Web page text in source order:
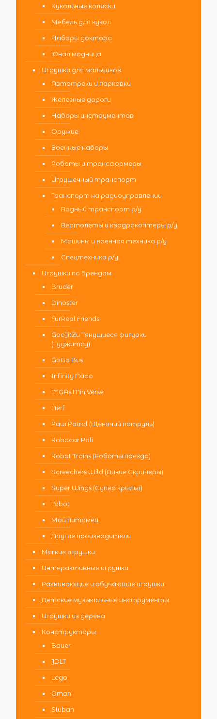
Кукольные коляски
Мебель для кукол
Наборы доктора
Юная модница
Игрушки для мальчиков
Автотреки и парковки
Железные дороги
Наборы инструментов
Оружие
Военные наборы
Роботы и трансформеры
Игрушечный транспорт
Транспорт на радиоуправлении
Водный транспорт р/у
Вертолеты и квадрокоптеры р/у
Машины и военная техника р/у
Спецтехника р/у
Игрушки по Брендам
Bruder
Dinoster
FurReal Friends
GooJitZu Тянущиеся фигурки
(Гуджитсу)
GoGo Bus
Infinity Nado
MGAs MiniVerse
Nerf
Paw Patrol (Щенячий патруль)
Robocar Poli
Robot Trains (Роботы поезда)
Screechers Wild (Дикие Скричеры)
Super Wings (Супер крылья)
Tobot
Мой питомец
Другие производители
Мягкие игрушки
Интерактивные игрушки
Развивающие и обучающие игрушки
Детские музыкальные инструменты
Игрушки из дерева
Конструкторы
Bauer
JDLT
Lego
Qman
Sluban